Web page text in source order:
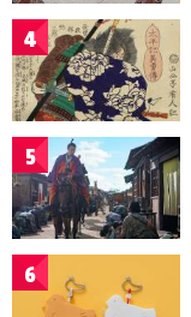
4
5
6